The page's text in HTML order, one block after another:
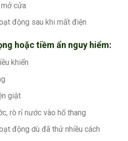
cửa
động sau khi mất điện
hoặc tiềm ẩn nguy hiểm:
khiển
giật
rò rỉ nước vào hố thang
động dù đã thử nhiều cách